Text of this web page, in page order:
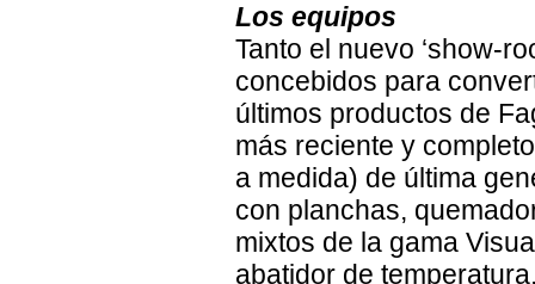
Los equipos
Tanto el nuevo ‘show-
concebidos para
últimos productos de
más reciente y
a medida) de última
con planchas,
mixtos de la gama
abatidor de